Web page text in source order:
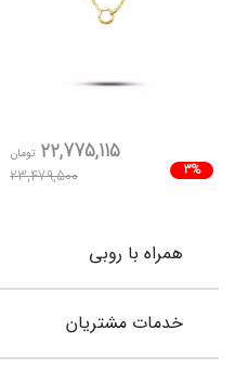
3%
22,775,115 تومان
23,479,500
همراه با روبی
خدمات مشتریان